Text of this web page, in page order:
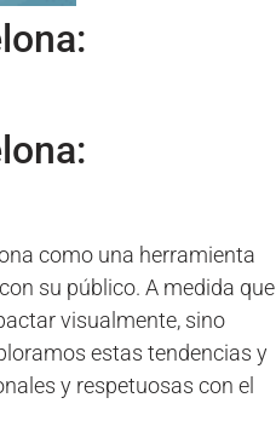
como una herramienta
su público. A medida que
visualmente, sino
estas tendencias y
y respetuosas con el